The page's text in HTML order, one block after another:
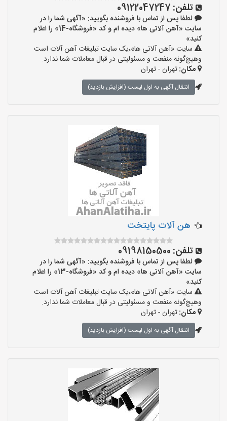
تلفن: 09122047247
لطفا پس از تماس با فروشنده بگویید: «آگهی شما را در
سایت «آهن آلاتی ها» دیده ام و کد «فروشگاه-14» را اعلام
کنید»
سایت «آهن آلاتی ها»،یک سایت تبلیغات آهن آلات است
وهیچ‌گونه منفعت و مسئولیتی در قبال معاملات شما ندارد.
مکان:تهران - تهران
انتقال آگهی به اول لیست (افزایش بازدید)
هن آلات پایتخت
تلفن: 09198150500
لطفا پس از تماس با فروشنده بگویید: «آگهی شما را در
سایت «آهن آلاتی ها» دیده ام و کد «فروشگاه-13» را اعلام
کنید»
سایت «آهن آلاتی ها»،یک سایت تبلیغات آهن آلات است
وهیچ‌گونه منفعت و مسئولیتی در قبال معاملات شما ندارد.
مکان:تهران - تهران
انتقال آگهی به اول لیست (افزایش بازدید)